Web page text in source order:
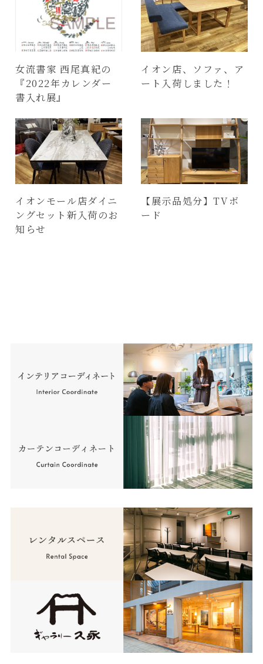
女流書家 西尾真紀の
『2022年カレンダー
書入れ展』
イオン店、ソファ、ア
ート入荷しました！
イオンモール店ダイニ
ングセット新入荷のお
知らせ
【展示品処分】TVボ
ード